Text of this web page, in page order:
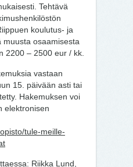
Tehtävä
koulutus- ja
muusta osaamisesta
2200 – 2500 eur / kk.
vastaan
15. päivään asti tai
Hakemuksen voi
elektronisen
tule-meille-
Riikka Lund,